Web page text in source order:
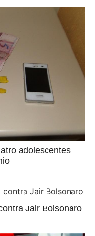
adolescentes
Jair Bolsonaro